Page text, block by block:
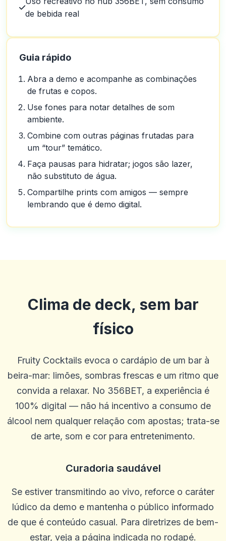
de bebida real
Guia rápido
Abra a demo e acompanhe as combinações
de frutas e copos.
Use fones para notar detalhes de som
ambiente.
Combine com outras páginas frutadas para
um “tour” temático.
Faça pausas para hidratar; jogos são lazer,
não substituto de água.
Compartilhe prints com amigos — sempre
lembrando que é demo digital.
Clima de deck, sem bar
físico
Fruity Cocktails evoca o cardápio de um bar à
beira-mar: limões, sombras frescas e um ritmo que
convida a relaxar. No 356BET, a experiência é
100% digital — não há incentivo a consumo de
álcool nem qualquer relação com apostas; trata-se
de arte, som e cor para entretenimento.
Curadoria saudável
Se estiver transmitindo ao vivo, reforce o caráter
lúdico da demo e mantenha o público informado
de que é conteúdo casual. Para diretrizes de bem-
estar, veja a página indicada no rodapé.
ron stuhr
W
Will
Ótimo atendimento ao cliente
0 0